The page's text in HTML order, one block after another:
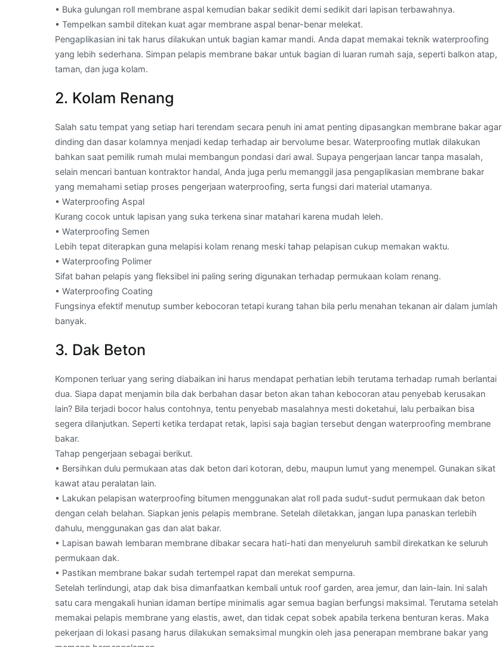
• Buka gulungan roll membrane aspal kemudian bakar sedikit demi sedikit dari lapisan terbawahnya.
• Tempelkan sambil ditekan kuat agar membrane aspal benar-benar melekat.
Pengaplikasian ini tak harus dilakukan untuk bagian kamar mandi. Anda dapat memakai teknik waterproofing
yang lebih sederhana. Simpan pelapis membrane bakar untuk bagian di luaran rumah saja, seperti balkon atap,
taman, dan juga kolam.
2. Kolam Renang
Salah satu tempat yang setiap hari terendam secara penuh ini amat penting dipasangkan membrane bakar agar
dinding dan dasar kolamnya menjadi kedap terhadap air bervolume besar. Waterproofing mutlak dilakukan
bahkan saat pemilik rumah mulai membangun pondasi dari awal. Supaya pengerjaan lancar tanpa masalah,
selain mencari bantuan kontraktor handal, Anda juga perlu memanggil jasa pengaplikasian membrane bakar
yang memahami setiap proses pengerjaan waterproofing, serta fungsi dari material utamanya.
• Waterproofing Aspal
Kurang cocok untuk lapisan yang suka terkena sinar matahari karena mudah leleh.
• Waterproofing Semen
Lebih tepat diterapkan guna melapisi kolam renang meski tahap pelapisan cukup memakan waktu.
• Waterproofing Polimer
Sifat bahan pelapis yang fleksibel ini paling sering digunakan terhadap permukaan kolam renang.
• Waterproofing Coating
Fungsinya efektif menutup sumber kebocoran tetapi kurang tahan bila perlu menahan tekanan air dalam jumlah
banyak.
3. Dak Beton
Komponen terluar yang sering diabaikan ini harus mendapat perhatian lebih terutama terhadap rumah berlantai
dua. Siapa dapat menjamin bila dak berbahan dasar beton akan tahan kebocoran atau penyebab kerusakan
lain? Bila terjadi bocor halus contohnya, tentu penyebab masalahnya mesti doketahui, lalu perbaikan bisa
segera dilanjutkan. Seperti ketika terdapat retak, lapisi saja bagian tersebut dengan waterproofing membrane
bakar.
Tahap pengerjaan sebagai berikut.
• Bersihkan dulu permukaan atas dak beton dari kotoran, debu, maupun lumut yang menempel. Gunakan sikat
kawat atau peralatan lain.
• Lakukan pelapisan waterproofing bitumen menggunakan alat roll pada sudut-sudut permukaan dak beton
dengan celah belahan. Siapkan jenis pelapis membrane. Setelah diletakkan, jangan lupa panaskan terlebih
dahulu, menggunakan gas dan alat bakar.
• Lapisan bawah lembaran membrane dibakar secara hati-hati dan menyeluruh sambil direkatkan ke seluruh
permukaan dak.
• Pastikan membrane bakar sudah tertempel rapat dan merekat sempurna.
Setelah terlindungi, atap dak bisa dimanfaatkan kembali untuk roof garden, area jemur, dan lain-lain. Ini salah
satu cara mengakali hunian idaman bertipe minimalis agar semua bagian berfungsi maksimal. Terutama setelah
memakai pelapis membrane yang elastis, awet, dan tidak cepat sobek apabila terkena benturan keras. Maka
pekerjaan di lokasi pasang harus dilakukan semaksimal mungkin oleh jasa penerapan membrane bakar yang